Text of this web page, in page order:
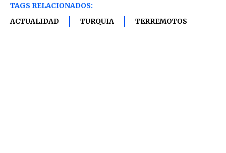
TAGS RELACIONADOS:
ACTUALIDAD
TURQUIA TERREMOTOS